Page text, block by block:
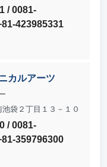
/ 0081-
423985331
カルアーツ
袋２丁目１３－１０
/ 0081-
359796300